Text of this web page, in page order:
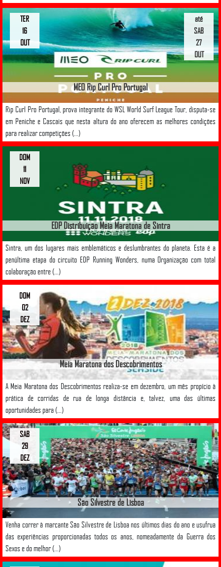
MEO Rip Curl Pro Portugal
Rip Curl Pro Portugal, prova integrante do WSL World Surf League Tour, disputa-se
em Peniche e Cascais que nesta altura do ano oferecem as melhores condições
para realizar competições (...)
até
SAB
27
OUT
TER
16
OUT
EDP Distribuição Meia Maratona de Sintra
Sintra, um dos lugares mais emblemáticos e deslumbrantes do planeta. Esta é a
penúltima etapa do circuito EDP Running Wonders, numa Organização com total
colaboração entre (...)
DOM
11
NOV
Meia Maratona dos Descobrimentos
A Meia Maratona dos Descobrimentos realiza-se em dezembro, um mês propício à
prática de corridas de rua de longa distância e, talvez, uma das últimas
oportunidades para (...)
DOM
02
DEZ
São Silvestre de Lisboa
Venha correr à marcante São Silvestre de Lisboa nos últimos dias do ano e usufrua
das experiências proporcionadas todos os anos, nomeadamente da Guerra dos
Sexos e do melhor (...)
SAB
29
DEZ